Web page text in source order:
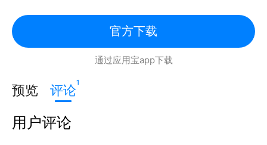
官方下载
通过应用宝app下载
预览 评论1
用户评论